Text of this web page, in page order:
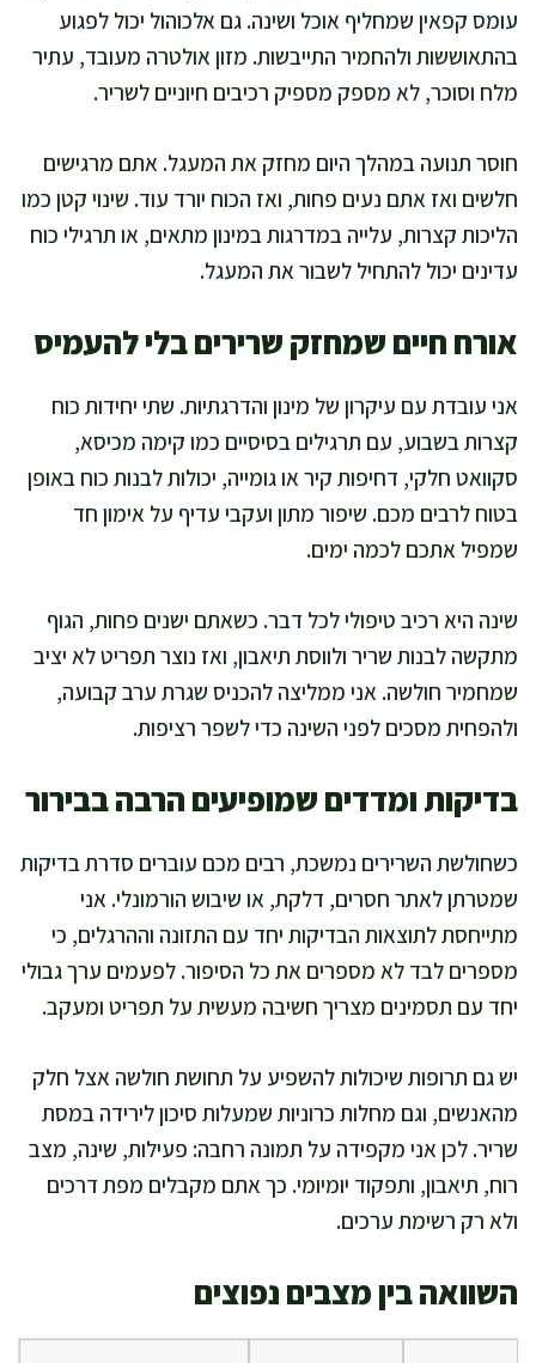
עומס קפאין שמחליף אוכל ושינה. גם אלכוהול יכול לפגוע
בהתאוששות ולהחמיר התייבשות. מזון אולטרה מעובד, עתיר
מלח וסוכר, לא מספק מספיק רכיבים חיוניים לשריר.
חוסר תנועה במהלך היום מחזק את המעגל. אתם מרגישים
חלשים ואז אתם נעים פחות, ואז הכוח יורד עוד. שינוי קטן כמו
הליכות קצרות, עלייה במדרגות במינון מתאים, או תרגילי כוח
עדינים יכול להתחיל לשבור את המעגל.
אורח חיים שמחזק שרירים בלי להעמיס
אני עובדת עם עיקרון של מינון והדרגתיות. שתי יחידות כוח
קצרות בשבוע, עם תרגילים בסיסיים כמו קימה מכיסא,
סקוואט חלקי, דחיפות קיר או גומייה, יכולות לבנות כוח באופן
בטוח לרבים מכם. שיפור מתון ועקבי עדיף על אימון חד
שמפיל אתכם לכמה ימים.
שינה היא רכיב טיפולי לכל דבר. כשאתם ישנים פחות, הגוף
מתקשה לבנות שריר ולווסת תיאבון, ואז נוצר תפריט לא יציב
שמחמיר חולשה. אני ממליצה להכניס שגרת ערב קבועה,
ולהפחית מסכים לפני השינה כדי לשפר רציפות.
בדיקות ומדדים שמופיעים הרבה בבירור
כשחולשת השרירים נמשכת, רבים מכם עוברים סדרת בדיקות
שמטרתן לאתר חסרים, דלקת, או שיבוש הורמונלי. אני
מתייחסת לתוצאות הבדיקות יחד עם התזונה וההרגלים, כי
מספרים לבד לא מספרים את כל הסיפור. לפעמים ערך גבולי
יחד עם תסמינים מצריך חשיבה מעשית על תפריט ומעקב.
יש גם תרופות שיכולות להשפיע על תחושת חולשה אצל חלק
מהאנשים, וגם מחלות כרוניות שמעלות סיכון לירידה במסת
שריר. לכן אני מקפידה על תמונה רחבה: פעילות, שינה, מצב
רוח, תיאבון, ותפקוד יומיומי. כך אתם מקבלים מפת דרכים
ולא רק רשימת ערכים.
השוואה בין מצבים נפוצים